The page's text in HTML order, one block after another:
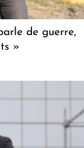
de guerre,
»